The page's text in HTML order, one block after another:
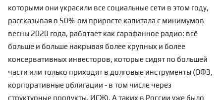
которыми они украсили все социальные сети в этом году,
рассказывая о 50%-ом приросте капитала с минимумов
весны 2020 года, работает как сарафанное радио: всё
больше и больше накрывая более крупных и более
консервативных инвесторов, которые сидят по большей
части или только приходят в долговые инструменты (ОФЗ,
корпоративные облигации - в том числе через
структурные продукты, ИСЖ). А таких в России уже было